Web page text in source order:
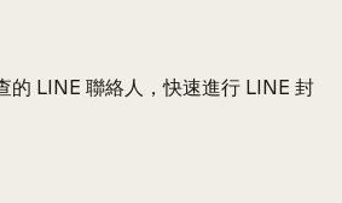
的 LINE 聯絡人，快速進行 LINE 封